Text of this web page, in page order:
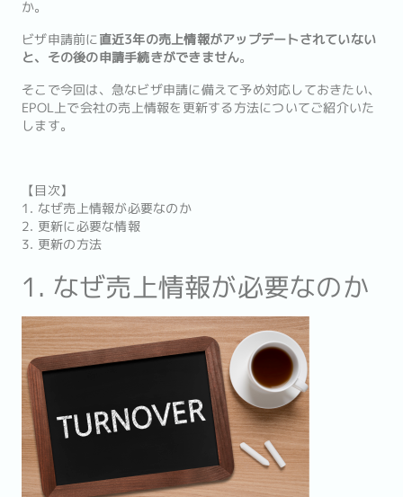
か。
ビザ申請前に直近3年の売上情報がアップデートされていない
と、その後の申請手続きができません。
そこで今回は、急なビザ申請に備えて予め対応しておきたい、
EPOL上で会社の売上情報を更新する方法についてご紹介いた
します。
【目次】
1. なぜ売上情報が必要なのか
2. 更新に必要な情報
3. 更新の方法
1. なぜ売上情報が必要なのか